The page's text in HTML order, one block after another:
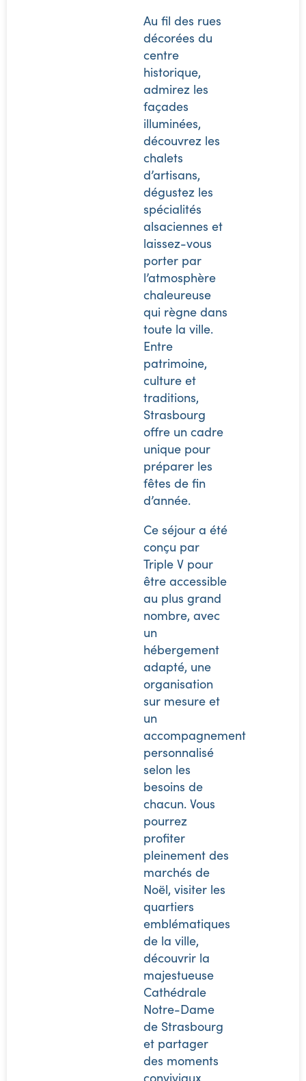
Au fil des rues
décorées du
centre
historique,
admirez les
façades
illuminées,
découvrez les
chalets
d’artisans,
dégustez les
spécialités
alsaciennes et
laissez-vous
porter par
l’atmosphère
chaleureuse
qui règne dans
toute la ville.
Entre
patrimoine,
culture et
traditions,
Strasbourg
offre un cadre
unique pour
préparer les
fêtes de fin
d’année.
Ce séjour a été
conçu par
Triple V pour
être accessible
au plus grand
nombre, avec
un
hébergement
adapté, une
organisation
sur mesure et
un
accompagnement
personnalisé
selon les
besoins de
chacun. Vous
pourrez
profiter
pleinement des
marchés de
Noël, visiter les
quartiers
emblématiques
de la ville,
découvrir la
majestueuse
Cathédrale
Notre-Dame
de Strasbourg
et partager
des moments
conviviaux